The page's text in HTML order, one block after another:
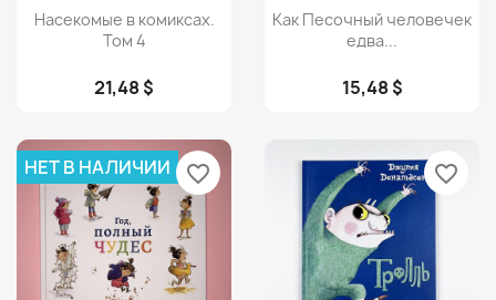
Просмотр
Насекомые в комиксах.
Том 4
21,48 $
Просмотр
Как Песочный человечек
едва...
15,48 $
НЕТ В НАЛИЧИИ favorite_border favorite_border